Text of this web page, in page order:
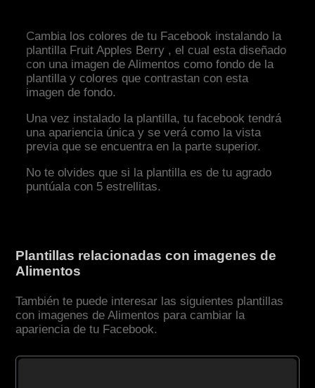
Cambia los colores de tu Facebook instalando la
plantilla Fruit Apples Berry , el cual esta diseñado
con una imagen de Alimentos como fondo de la
plantilla y colores que contrastan con esta
imagen de fondo.
Una vez instalado la plantilla, tu facebook tendrá
una apariencia única y se verá como la vista
previa que se encuentra en la parte superior.
No te olvides que si la plantilla es de tu agrado
puntúala con 5 estrellitas.
Plantillas relacionadas con imagenes de
Alimentos
También te puede interesar las siguientes plantillas
con imagenes de Alimentos para cambiar la
apariencia de tu Facebook.